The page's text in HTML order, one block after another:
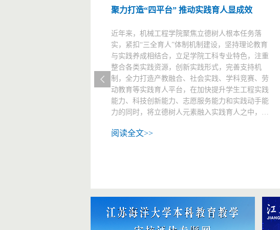
用好学生评价“指挥棒”，奏响铸魂育人“新
近日，学校各门课程期末考试陆续开始，领航1231
班《计算机网络》课程考场却见不到监考老师，考
场秩序井然，学生们全神贯注、专心答题。这是学
校今年试点开设的“无人监考”诚信考场，诚信考场
内并没有老师监督考试纪律，监考老师只负责收发
试卷和流动巡考。“这次诚信考试不仅仅是对同学
们学习成果的检验，更是对道德品质的考验。”班
主任孙士生老师认为，“无人监考”诚信考试不仅是
考试形式的变革，也是育人理念和育人方式的...